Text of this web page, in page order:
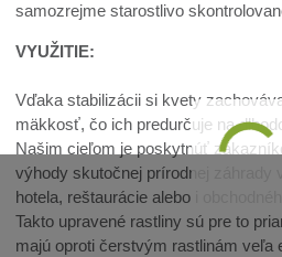
samozrejme starostlivo
VYUŽITIE:
Vďaka stabilizácii si kvety
mäkkosť, čo ich predurčuje na
Našim cieľom je poskytnúť
výhody skutočnej prírodnej záhrady
hotela, reštaurácie alebo i
Takto upravené rastliny sú pre to
majú oproti čerstvým rastlinám veľa